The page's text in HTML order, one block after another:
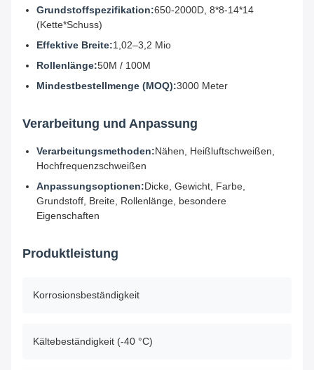
Grundstoffspezifikation:650-2000D, 8*8-14*14
(Kette*Schuss)
Effektive Breite:1,02–3,2 Mio
Rollenlänge:50M / 100M
Mindestbestellmenge (MOQ):3000 Meter
Verarbeitung und Anpassung
Verarbeitungsmethoden:Nähen, Heißluftschweißen,
Hochfrequenzschweißen
Anpassungsoptionen:Dicke, Gewicht, Farbe,
Grundstoff, Breite, Rollenlänge, besondere
Eigenschaften
Produktleistung
Korrosionsbeständigkeit
Kältebeständigkeit (-40 °C)